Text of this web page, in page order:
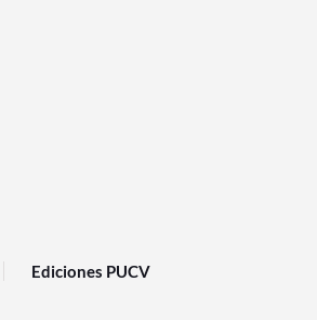
Ediciones PUCV